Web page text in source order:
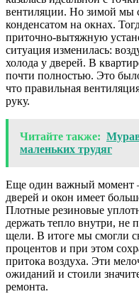
вентиляции. Но зимой мы
конденсатом на окнах.
приточно-вытяжную
ситуация изменилась:
холода у дверей. В
почти полностью. Это
что правильная
руку.
Читайте также:
маленьких трудяг
Еще один важный момент
дверей и окон имеет
Плотные резиновые
держать тепло внутри, не
щели. В итоге мы смогли
процентов и при этом
притока воздуха. Эти
ожиданий и стоили
ремонта.